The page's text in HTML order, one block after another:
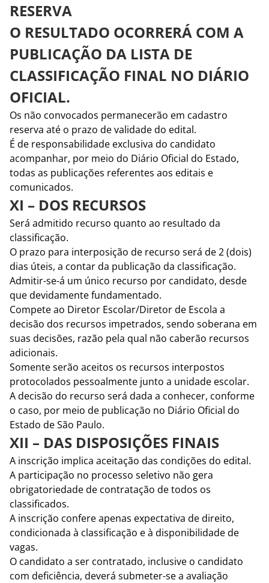
RESERVA
O RESULTADO OCORRERÁ COM A
PUBLICAÇÃO DA LISTA DE
CLASSIFICAÇÃO FINAL NO DIÁRIO
OFICIAL.
Os não convocados permanecerão em cadastro
reserva até o prazo de validade do edital.
É de responsabilidade exclusiva do candidato
acompanhar, por meio do Diário Oficial do Estado,
todas as publicações referentes aos editais e
comunicados.
XI – DOS RECURSOS
Será admitido recurso quanto ao resultado da
classificação.
O prazo para interposição de recurso será de 2 (dois)
dias úteis, a contar da publicação da classificação.
Admitir-se-á um único recurso por candidato, desde
que devidamente fundamentado.
Compete ao Diretor Escolar/Diretor de Escola a
decisão dos recursos impetrados, sendo soberana em
suas decisões, razão pela qual não caberão recursos
adicionais.
Somente serão aceitos os recursos interpostos
protocolados pessoalmente junto a unidade escolar.
A decisão do recurso será dada a conhecer, conforme
o caso, por meio de publicação no Diário Oficial do
Estado de São Paulo.
XII – DAS DISPOSIÇÕES FINAIS
A inscrição implica aceitação das condições do edital.
A participação no processo seletivo não gera
obrigatoriedade de contratação de todos os
classificados.
A inscrição confere apenas expectativa de direito,
condicionada à classificação e à disponibilidade de
vagas.
O candidato a ser contratado, inclusive o candidato
com deficiência, deverá submeter-se a avaliação